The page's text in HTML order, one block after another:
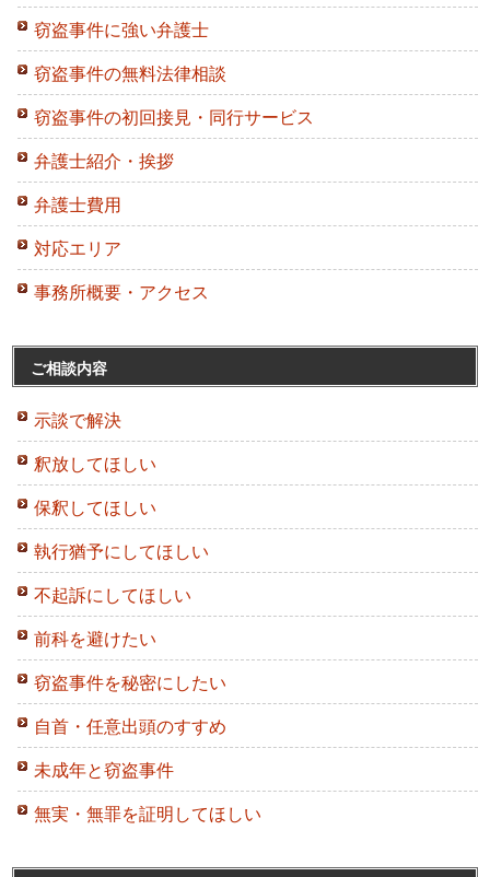
窃盗事件に強い弁護士
窃盗事件の無料法律相談
窃盗事件の初回接見・同行サービス
弁護士紹介・挨拶
弁護士費用
対応エリア
事務所概要・アクセス
ご相談内容
示談で解決
釈放してほしい
保釈してほしい
執行猶予にしてほしい
不起訴にしてほしい
前科を避けたい
窃盗事件を秘密にしたい
自首・任意出頭のすすめ
未成年と窃盗事件
無実・無罪を証明してほしい